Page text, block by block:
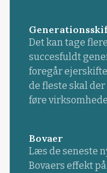
Det kan tage
succesfuldt
foregår
de fleste skal
føre
Bovaer
Læs de seneste
Bovaers effekt